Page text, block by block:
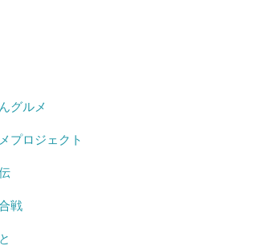
グルメ
プロジェクト
戦